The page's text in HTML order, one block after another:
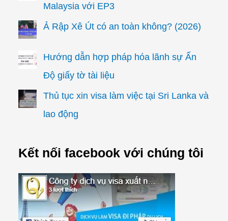
Malaysia với EP3
Ả Rập Xê Út có an toàn không? (2026)
Hướng dẫn hợp pháp hóa lãnh sự Ấn
Độ giấy tờ tài liệu
Thủ tục xin visa làm việc tại Sri Lanka và
lao động
Kết nối facebook với chúng tôi